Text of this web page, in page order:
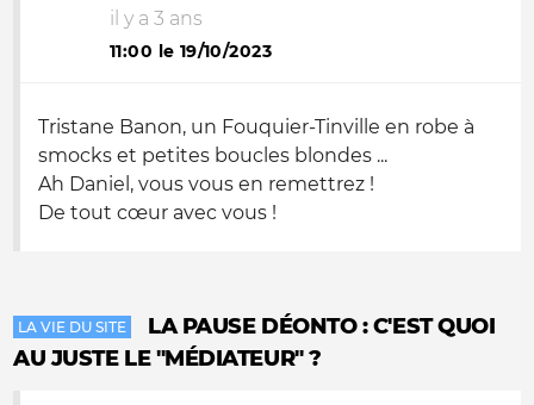
il y a 3 ans
11:00 le 19/10/2023
Tristane Banon, un Fouquier-Tinville en robe à
smocks et petites boucles blondes ...
Ah Daniel, vous vous en remettrez !
De tout cœur avec vous !
LA VIE DU SITE
LA PAUSE DÉONTO : C'EST QUOI
AU JUSTE LE "MÉDIATEUR" ?